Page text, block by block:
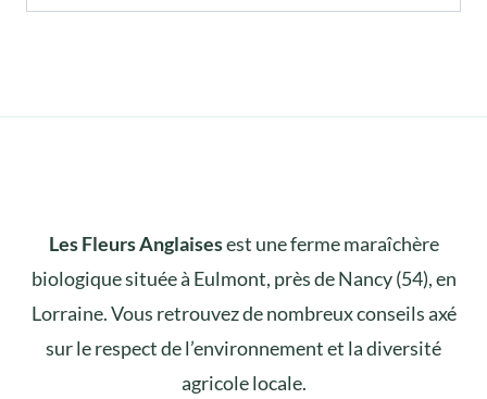
Les Fleurs Anglaisesest une ferme maraîchère
biologique située à Eulmont, près de Nancy (54), en
Lorraine. Vous retrouvez de nombreux conseils axé
sur le respect de l’environnement et la diversité
agricole locale.